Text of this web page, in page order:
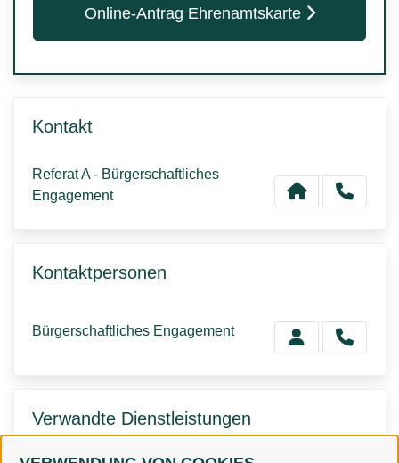
Online-Antrag Ehrenamtskarte
Kontakt
Referat A - Bürgerschaftliches
Engagement
Kontaktpersonen
Bürgerschaftliches Engagement
Verwandte Dienstleistungen